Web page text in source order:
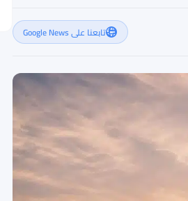
تابعنا على Google News